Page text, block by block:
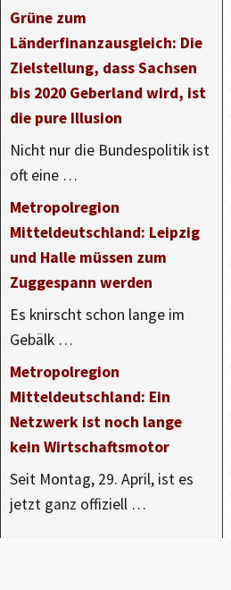
Grüne zum
Länderfinanzausgleich: Die
Zielstellung, dass Sachsen
bis 2020 Geberland wird, ist
die pure Illusion
Nicht nur die Bundespolitik ist
oft eine …
Metropolregion
Mitteldeutschland: Leipzig
und Halle müssen zum
Zuggespann werden
Es knirscht schon lange im
Gebälk …
Metropolregion
Mitteldeutschland: Ein
Netzwerk ist noch lange
kein Wirtschaftsmotor
Seit Montag, 29. April, ist es
jetzt ganz offiziell …